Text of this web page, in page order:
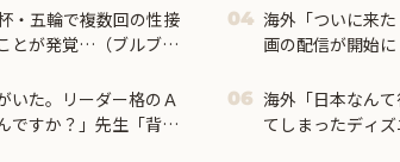
とが発覚…（ブルブ
04 海外「ついに来
画の配信が開始に
いた。リーダー格のＡ
ですか？」先生「背の
06 海外「日本なん
てしまったディ